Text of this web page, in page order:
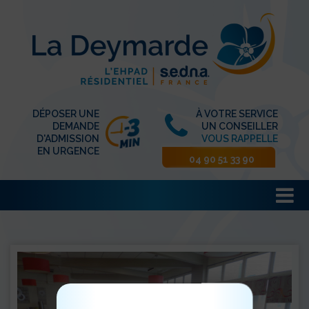
DÉPOSER UNE
DEMANDE
D'ADMISSION
EN URGENCE
À VOTRE SERVICE
UN CONSEILLER
VOUS RAPPELLE
04 90 51 33 90